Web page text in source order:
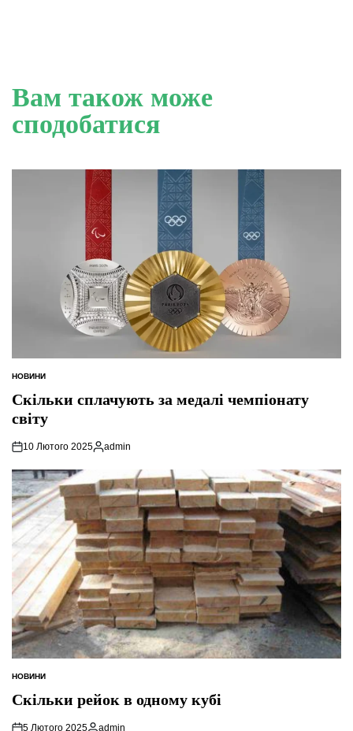
Вам також може
сподобатися
ОПУБЛІКУВАТИ
У
НОВИНИ
Скільки сплачують за медалі чемпіонату
світу
10 Лютого 2025
Опубліковано
admin
ОПУБЛІКУВАТИ
У
НОВИНИ
Скільки рейок в одному кубі
5 Лютого 2025 admin